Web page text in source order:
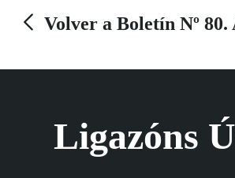
Volver a Boletín Nº
Ligazóns